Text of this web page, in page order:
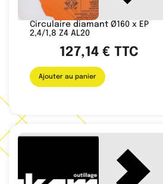
Circulaire diamant Ø160 x EP
2,4/1,8 Z4 AL20
127,14 € TTC
Ajouter au panier